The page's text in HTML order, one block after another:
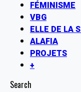
FÉMINISME
VBG
ELLE DE LA
ALAFIA
PROJETS
+
Search